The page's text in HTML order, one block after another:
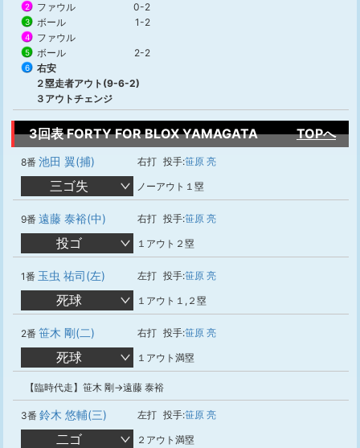
2 ファウル 0-2
3 ボール 1-2
4 ファウル
5 ボール 2-2
6
右安
２塁走者アウト(9-6-2)
３アウトチェンジ
3回表 FORTY FOR BLOX YAMAGATA TOPへ
8番 池田 翼(捕) 右打 投手:笹原 亮
三ゴ失 ノーアウト１塁
9番 遠藤 泰裕(中) 右打 投手:笹原 亮
投ゴ １アウト２塁
1番 玉虫 祐司(左) 左打 投手:笹原 亮
死球 １アウト１,２塁
2番 笹木 剛(二) 右打 投手:笹原 亮
死球 １アウト満塁
【臨時代走】笹木 剛→遠藤 泰裕
3番 鈴木 悠輔(三) 左打 投手:笹原 亮
二ゴ ２アウト満塁